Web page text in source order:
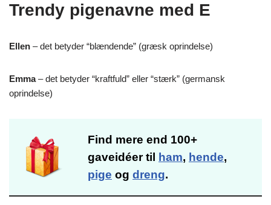
Trendy pigenavne med E
Ellen – det betyder “blændende” (græsk oprindelse)
Emma– det betyder “kraftfuld” eller “stærk” (germansk
oprindelse)
Find mere end 100+
gaveidéer til
ham, hende,
pige og dreng.